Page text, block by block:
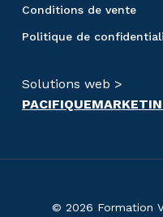
Conditions de vente
Politique de
Solutions web >
© 2026 Formation